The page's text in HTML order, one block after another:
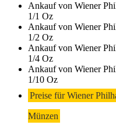
Ankauf von Wiener
1/1 Oz
Ankauf von Wiener
1/2 Oz
Ankauf von Wiener
1/4 Oz
Ankauf von Wiener
1/10 Oz
Preise für Wiener
Münzen